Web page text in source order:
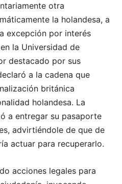
otra
la holandesa, a
excepción por interés
la Universidad de
destacado por sus
a la cadena que
británica
holandesa. La
a entregar su pasaporte
advirtiéndole de que de
actuar para recuperarlo.
acciones legales para